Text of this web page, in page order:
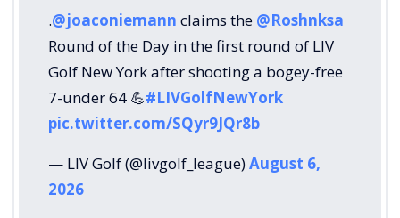
.@joaconiemann claims the @Roshnksa
Round of the Day in the first round of LIV
Golf New York after shooting a bogey-free
7-under 64 💪#LIVGolfNewYork
pic.twitter.com/SQyr9JQr8b
— LIV Golf (@livgolf_league)August 6,
2026